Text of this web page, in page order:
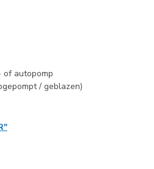
of autopomp
/ geblazen)